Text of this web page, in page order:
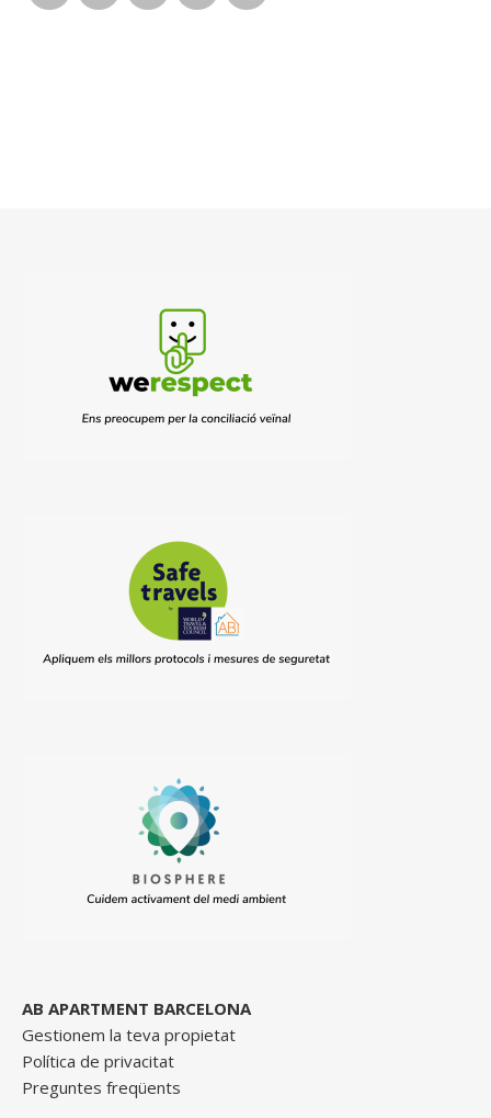
AB APARTMENT BARCELONA
Gestionem la teva propietat
Política de privacitat
Preguntes freqüents